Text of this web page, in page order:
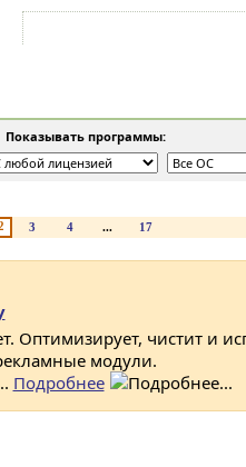
Показывать программы:
3 4 ... 17
Оптимизирует, чистит и
модули.
Подробнее